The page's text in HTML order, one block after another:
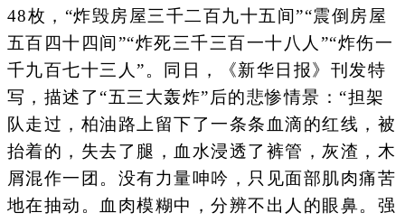
48枚，“炸毁房屋三千二百九十五间”“震倒房屋
五百四十四间”“炸死三千三百一十八人”“炸伤一
千九百七十三人”。同日，《新华日报》刊发特
写，描述了“五三大轰炸”后的悲惨情景：“担架
队走过，柏油路上留下了一条条血滴的红线，被
抬着的，失去了腿，血水浸透了裤管，灰渣，木
屑混作一团。没有力量呻吟，只见面部肌肉痛苦
地在抽动。血肉模糊中，分辨不出人的眼鼻。强